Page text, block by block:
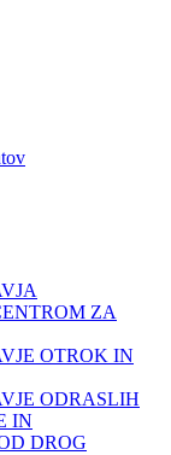
ZA
OTROK IN
ODRASLIH
IN
DROG